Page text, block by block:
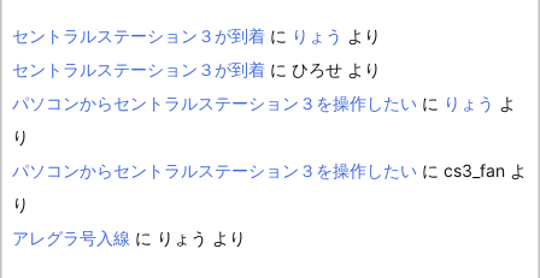
セントラルステーション３が到着 に りょう より
セントラルステーション３が到着 に ひろせ より
パソコンからセントラルステーション３を操作したい に りょう よ
り
パソコンからセントラルステーション３を操作したい に cs3_fan よ
り
アレグラ号入線 に りょう より